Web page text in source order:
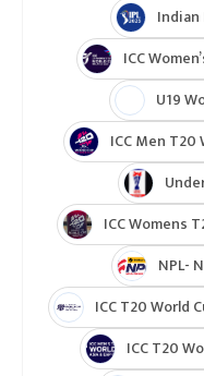
Indian
ICC
U19
ICC Men T20
ICC Womens
NPL-
ICC T20 World
ICC T20